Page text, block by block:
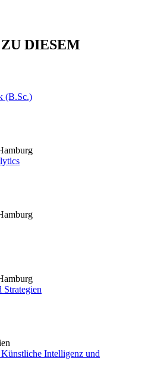
DIESEM
(B.Sc.)
Strategien
Intelligenz und